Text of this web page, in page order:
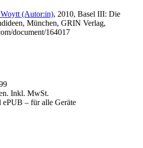
(Autor:in), 2010, Basel III: Die
München, GRIN Verlag,
document/164017
Inkl. MwSt.
ePUB – für alle Geräte